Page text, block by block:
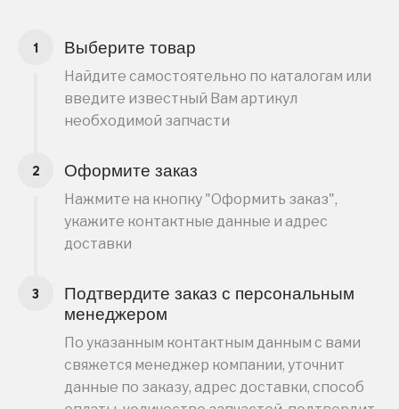
Выберите товар
Найдите самостоятельно по каталогам или
введите известный Вам артикул
необходимой запчасти
Оформите заказ
Нажмите на кнопку "Оформить заказ",
укажите контактные данные и адрес
доставки
Подтвердите заказ с персональным
менеджером
По указанным контактным данным с вами
свяжется менеджер компании, уточнит
данные по заказу, адрес доставки, способ